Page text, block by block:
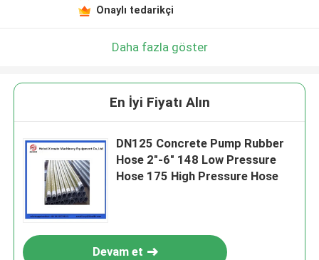
Onaylı tedarikçi
Daha fazla göster
En İyi Fiyatı Alın
DN125 Concrete Pump Rubber
Hose 2"-6" 148 Low Pressure
Hose 175 High Pressure Hose
Devam et